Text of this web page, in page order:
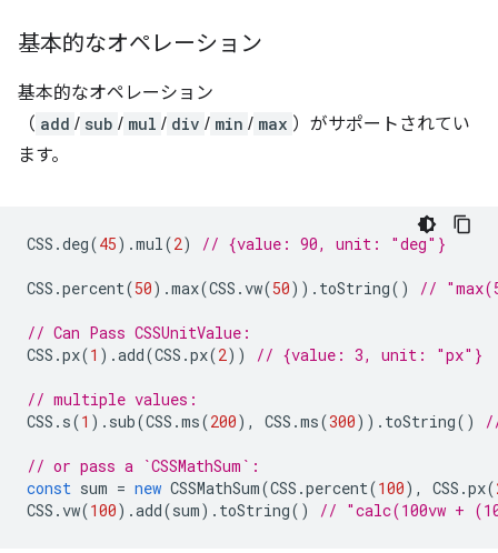
基本的なオペレーション
基本的なオペレーション
（ add / sub / mul / div / min / max ）がサポートされてい
ます。
CSS .deg(45).mul(2) // {value: 90, unit: "deg"}
CSS .percent(50).max(CSS .vw(50)). toString() //
// Can Pass CSSUnitValue:
CSS .px(1 ).add(CSS .px(2)) // {value: 3, unit: "px"}
// multiple values:
CSS . s(1 ). sub(CSS .ms(200), CSS .ms(300)). toString()
// or pass a `CSSMathSum`:
const sum = new CSSMathSum(CSS .percent(100), CSS .px(
CSS .vw(100).add(sum). toString() // "calc(100vw +